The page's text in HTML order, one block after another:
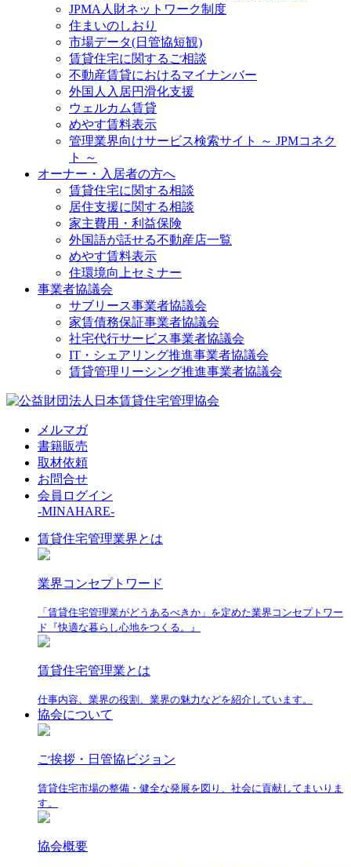
JPMA人財ネットワーク制度
住まいのしおり
市場データ(日管協短観)
賃貸住宅に関するご相談
不動産賃貸におけるマイナンバー
外国人入居円滑化支援
ウェルカム賃貸
めやす賃料表示
管理業界向けサービス検索サイト ～ JPMコネク
ト ～
オーナー・入居者の方へ
賃貸住宅に関する相談
居住支援に関する相談
家主費用・利益保険
外国語が話せる不動産店一覧
めやす賃料表示
住環境向上セミナー
事業者協議会
サブリース事業者協議会
家賃債務保証事業者協議会
社宅代行サービス事業者協議会
IT・シェアリング推進事業者協議会
賃貸管理リーシング推進事業者協議会
メルマガ
書籍販売
取材依頼
お問合せ
会員ログイン
-MINAHARE-
賃貸住宅管理業界とは
業界コンセプトワード
「賃貸住宅管理業がどうあるべきか」を定めた業界コンセプトワー
ド『快適な暮らし心地をつくる。』
賃貸住宅管理業とは
仕事内容、業界の役割、業界の魅力などを紹介しています。
協会について
ご挨拶・日管協ビジョン
賃貸住宅市場の整備・健全な発展を図り、社会に貢献してまいりま
す。
協会概要